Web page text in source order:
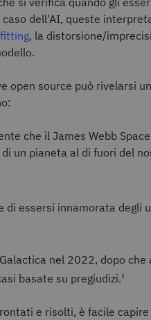
dell'AI, queste
, la distorsione/
open source può rivelarsi
che il James Webb
un pianeta al di fuori del
di essersi innamorata degli
nel 2022, dopo che
basate su pregiudizi. 3
e risolti, è facile capire